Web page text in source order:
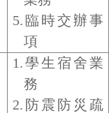
5. 臨時交辦事
項
1.學生宿舍業
務
2. 防震防災疏